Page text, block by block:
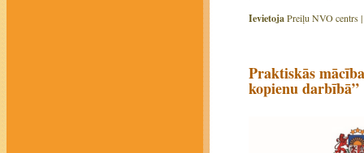
IevietojaPreiļu NVO centrs |
Praktiskās
kopienu darbībā”